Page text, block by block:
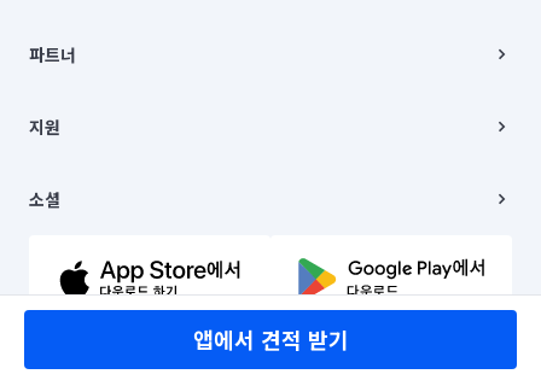
앱에서 견적 받기
주소 | 본사: 서울특별시 종로구 율곡로 6(중학동, 트윈트리빌딩) B동 5층
컨택센터 : 서울특별시 종로구 수송동 율곡로 24, 7층, 8층 미소
상품, 상품정보, 거래에 관한 의무와 책임은 거래당사자에게 있습니다.
언론 보도 관련 문의:
© 유한회사 미소. Miso, Inc. All Rights Reserved.
채용
파트너
이사
지원
이용약관
문의하기
소셜
유튜브